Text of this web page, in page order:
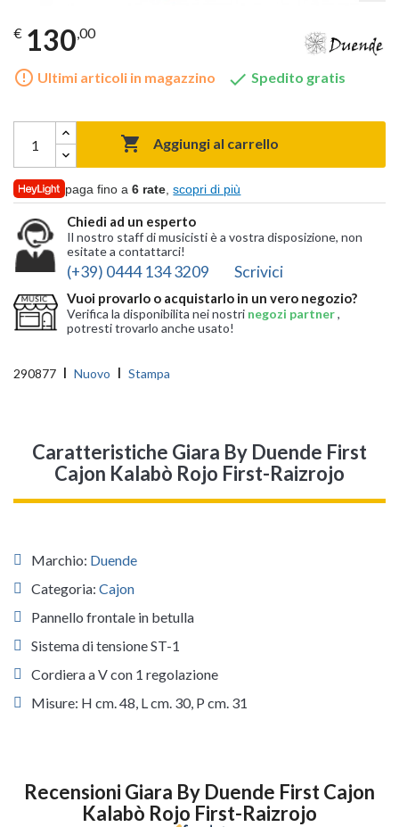
€ 130,00
error_outline Ultimi articoli in magazzino  Spedito gratis
 Aggiungi al carrello
paga fino a6 rate ,scopri di più
Chiedi ad un esperto
Il nostro staff di musicisti è a vostra disposizione, non
esitate a contattarci!
(+39) 0444 134 3209 Scrivici
Vuoi provarlo o acquistarlo in un vero negozio?
Verifica la disponibilita nei nostri negozi partner,
potresti trovarlo anche usato!
290877 Nuovo Stampa
Caratteristiche Giara By Duende First
Cajon Kalabò Rojo First-Raizrojo
Marchio: Duende
Categoria: Cajon
Pannello frontale in betulla
Sistema di tensione ST-1
Cordiera a V con 1 regolazione
Misure: H cm. 48, L cm. 30, P cm. 31
Recensioni Giara By Duende First Cajon
Kalabò Rojo First-Raizrojo